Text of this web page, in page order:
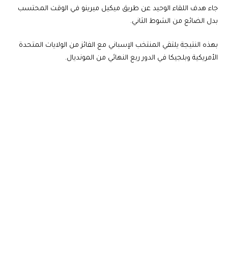
جاء هدف اللقاء الوحيد عن طريق ميكيل ميرينو في الوقت المحتسب
بدل الضائع من الشوط الثاني.
بهذه النتيجة يلتقي المنتخب الإسباني مع الفائز من الولايات المتحدة
الأمريكية وبلجيكا في الدور ربع النهائي من المونديال.